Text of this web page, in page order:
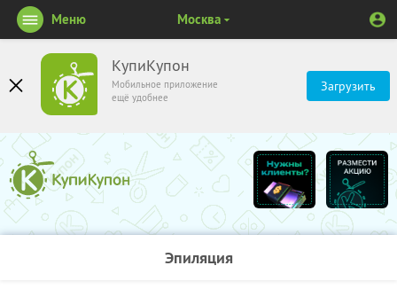
КупиКупон
Мобильное приложение
ещё удобнее
Загрузить
Меню Москва
Эпиляция